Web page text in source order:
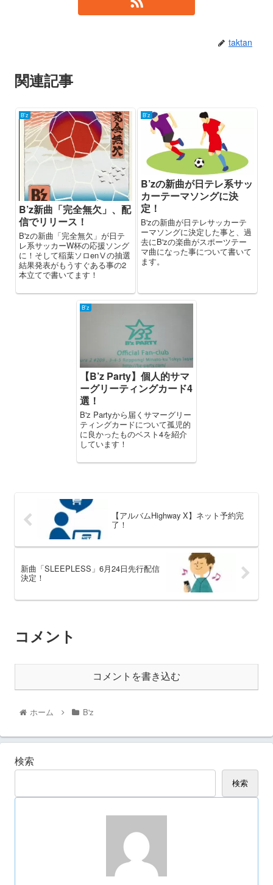
taktan
関連記事
B'z
B’z新曲「完全無欠」、配
信でリリース！
B'zの新曲「完全無欠」が日テ
レ系サッカーW杯の応援ソング
に！そして稲葉ソロenⅤの抽選
結果発表がもうすぐある事の2
本立てで書いてます！
B'z
B’zの新曲が日テレ系サッ
カーテーマソングに決
定！
B'zの新曲が日テレサッカーテ
ーマソングに決定した事と、過
去にB'zの楽曲がスポーツテー
マ曲になった事について書いて
ます。
B'z
【B’z Party】個人的サマ
ーグリーティングカード4
選！
B'z Partyから届くサマーグリー
ティングカードについて孤児的
に良かったものベスト4を紹介
しています！
【アルバムHighway X】ネット予約完
了！
新曲「SLEEPLESS」6月24日先行配信
決定！
コメント
コメントを書き込む
ホーム B'z
検索
検索